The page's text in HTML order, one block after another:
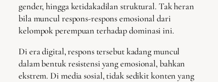
gender, hingga ketidakadilan struktural. Tak heran
bila muncul respons-respons emosional dari
kelompok perempuan terhadap dominasi ini.
Di era digital, respons tersebut kadang muncul
dalam bentuk resistensi yang emosional, bahkan
ekstrem. Di media sosial, tidak sedikit konten yang